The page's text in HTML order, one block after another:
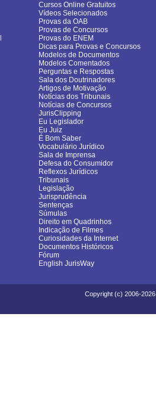
Cursos Online Gratuitos
Vídeos Selecionados
Provas da OAB
Provas de Concursos
Provas do ENEM
Dicas para Provas e Concursos
Modelos de Documentos
Modelos Comentados
Perguntas e Respostas
Sala dos Doutrinadores
Artigos de Motivação
Notícias dos Tribunais
Notícias de Concursos
JurisClipping
Eu Legislador
Eu Juiz
É Bom Saber
Vocabulário Jurídico
Sala de Imprensa
Defesa do Consumidor
Reflexos Jurídicos
Tribunais
Legislação
Jurisprudência
Sentenças
Súmulas
Direito em Quadrinhos
Indicação de Filmes
Curiosidades da Internet
Documentos Históricos
Fórum
English JurisWay
Copyright (c) 2006-